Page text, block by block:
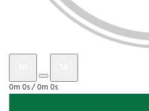
0m 0s /0m 0s